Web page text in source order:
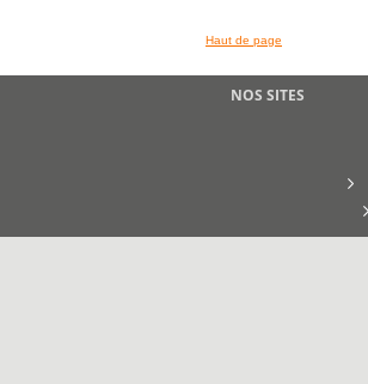
Haut de page
NOS SITES